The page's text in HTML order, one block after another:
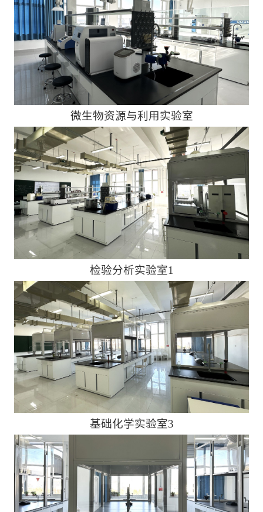
微生物资源与利用实验室
检验分析实验室1
基础化学实验室3